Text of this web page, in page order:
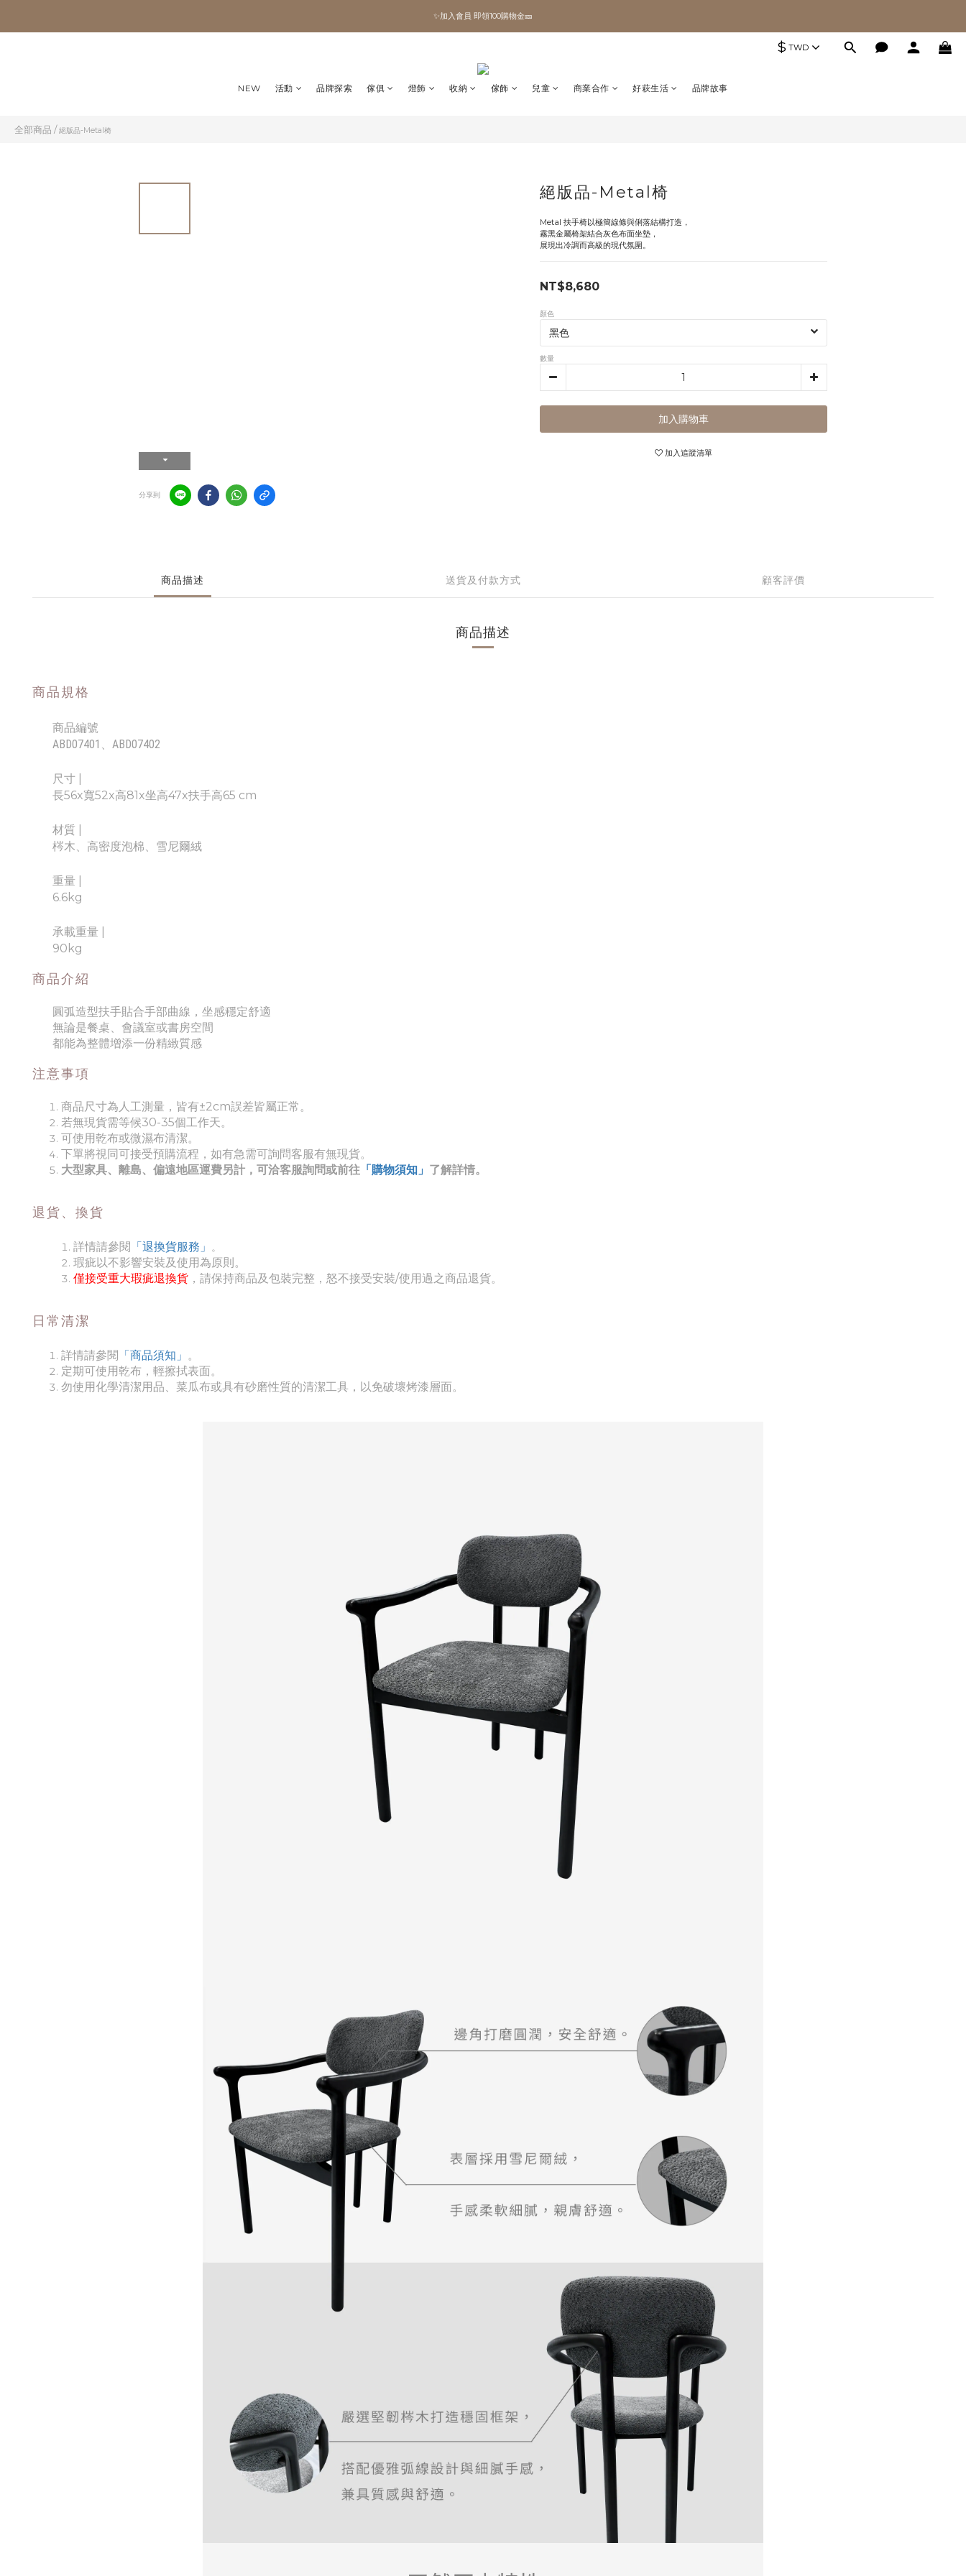
✨加入會員 即領100購物金🎫
✨加入會員 即領100購物金🎫
$ TWD
NEW 活動 品牌探索 傢俱 燈飾 收納 傢飾 兒童 商業合作 好萩生活 品牌故事
全部商品 /絕版品-Metal椅
分享到
絕版品-Metal椅
Metal 扶手椅以極簡線條與俐落結構打造，
霧黑金屬椅架結合灰色布面坐墊，
展現出冷調而高級的現代氛圍。
NT$8,680
顏色
數量
加入購物車
加入追蹤清單
商品描述 送貨及付款方式 顧客評價
商品描述
商品規格
商品編號
ABD07401、 ABD07402
尺寸 |
長56x寬52x高81x坐高47x扶手高65 cm
材質
梣木、高密度泡棉、雪尼爾絨
重量
6.6kg
承載重量
90kg
商品介紹
圓弧造型扶手貼合手部曲線，坐感穩定舒適
無論是餐桌、會議室或書房空間
都能為整體增添一份精緻質感
注意事項
商品尺寸為人工測量，皆有±2cm誤差皆屬正常。
若無現貨需等候30-35個工作天。
可使用乾布或微濕布清潔。
下單將視同可接受預購流程，如有急需可詢問客服有無現貨。
大型家具、離島、偏遠地區運費另計，可洽客服詢問或前往 「購物須知」 了解詳情。
退貨、換貨
詳情請參閱 「退換貨服務」 。
瑕疵以不影響安裝及使用為原則。
僅接受重大瑕疵退換貨 ，請保持商品及包裝完整，怒不接受安裝/使用過之商品退貨。
日常清潔
詳情請參閱 「商品須知 」 。
定期可使用乾布，輕擦拭表面。
勿使用化學清潔用品、菜瓜布或具有砂磨性質的清潔工具，以免破壞烤漆層面。